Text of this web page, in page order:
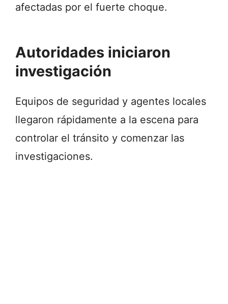
afectadas por el fuerte choque.
Autoridades iniciaron
investigación
Equipos de seguridad y agentes locales
llegaron rápidamente a la escena para
controlar el tránsito y comenzar las
investigaciones.